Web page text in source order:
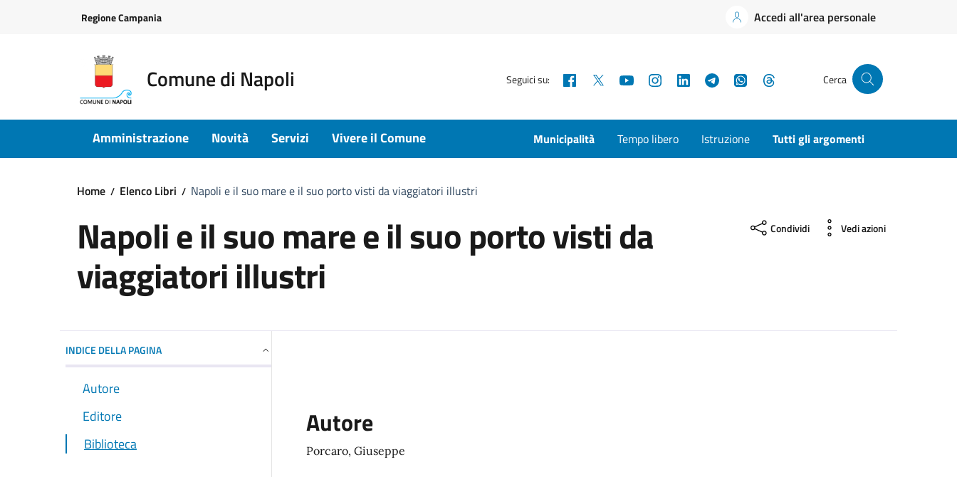
Regione Campania Accedi all'area personale
Comune di Napoli Seguici su: Facebook YouTubeInstagramLinkedInTelegramWhatsApp Cerca
Amministrazione Novità Servizi Vivere il Comune Municipalità Tempo libero Istruzione Tutti gli argomenti
Home Elenco Libri Napoli e il suo mare e il suo porto visti da viaggiatori illustri
Napoli e il suo mare e il suo porto visti da
viaggiatori illustri
Condividi Vedi azioni
INDICE DELLA PAGINA
Autore
Editore
Biblioteca
Autore
Porcaro, Giuseppe